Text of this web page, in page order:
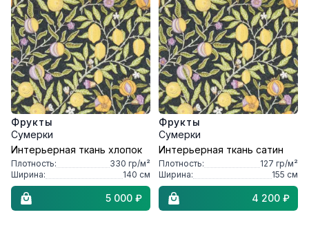
Фрукты
Сумерки
Интерьерная ткань хлопок
Плотность: 330 гр/м²
Ширина:
140 см
5 000 ₽
Фрукты
Сумерки
Интерьерная ткань сатин
Плотность: 127 гр/м²
Ширина:
155 см
4 200 ₽